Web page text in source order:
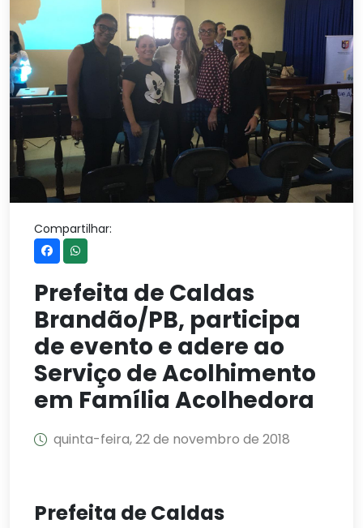
Compartilhar:
Prefeita de Caldas
Brandão/PB, participa
de evento e adere ao
Serviço de Acolhimento
em Família Acolhedora
quinta-feira, 22 de novembro de 2018
Prefeita de Caldas